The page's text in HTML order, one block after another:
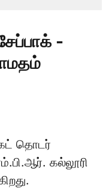
-
தொடர்
கல்லூரி